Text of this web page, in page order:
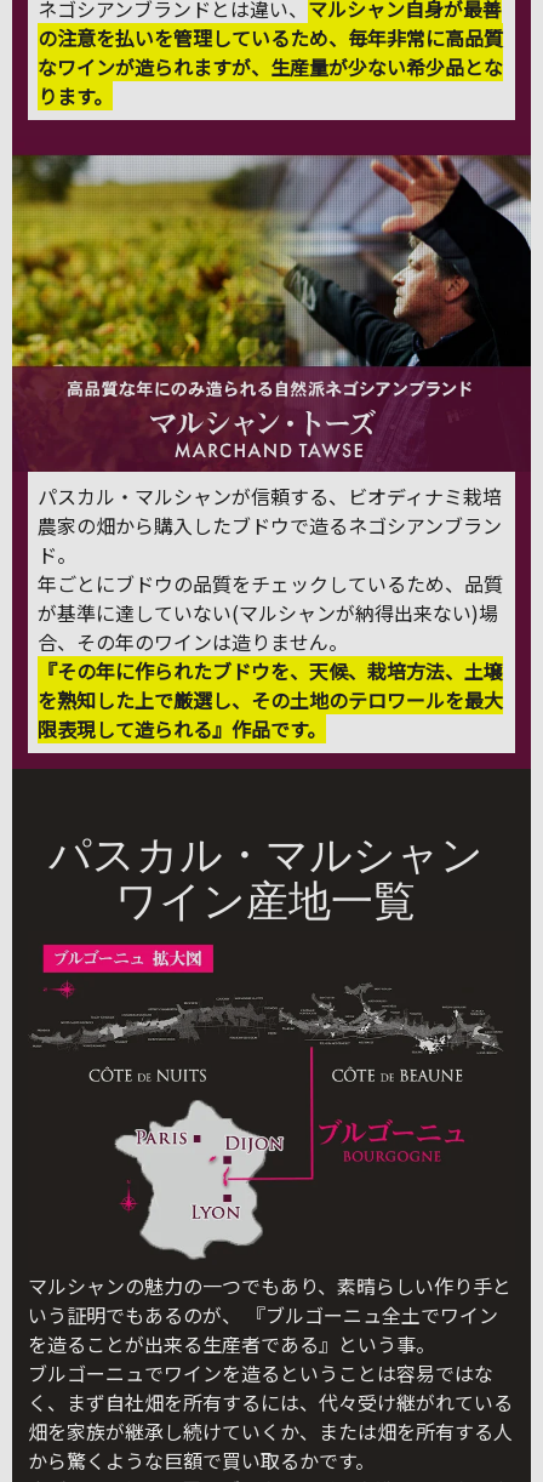
ネゴシアンブランドとは違い、 マルシャン自身が最善
の注意を払いを管理しているため、毎年非常に高品質
なワインが造られますが、生産量が少ない希少品とな
ります。
パスカル・マルシャンが信頼する、ビオディナミ栽培
農家の畑から購入したブドウで造るネゴシアンブラン
ド。
年ごとにブドウの品質をチェックしているため、品質
が基準に達していない(マルシャンが納得出来ない)場
合、その年のワインは造りません。
『その年に作られたブドウを、天候、栽培方法、土壌
を熟知した上で厳選し、その土地のテロワールを最大
限表現して造られる』作品です。
パスカル・マルシャン
ワイン産地一覧
マルシャンの魅力の一つでもあり、素晴らしい作り手と
いう証明でもあるのが、 『ブルゴーニュ全土でワイン
を造ることが出来る生産者である』という事。
ブルゴーニュでワインを造るということは容易ではな
く、まず自社畑を所有するには、代々受け継がれている
畑を家族が継承し続けていくか、または畑を所有する人
から驚くような巨額で買い取るかです。